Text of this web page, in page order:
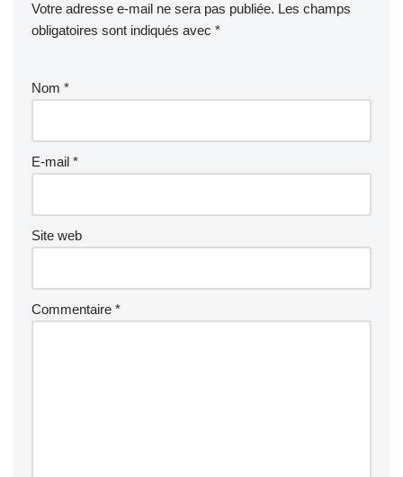
Votre adresse e-mail ne sera pas publiée. Les champs
obligatoires sont indiqués avec *
Nom *
E-mail *
Site web
Commentaire *